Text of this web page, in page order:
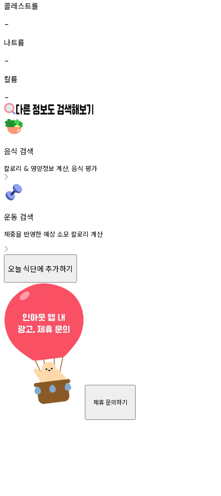
콜레스트롤
-
나트륨
-
칼륨
-
음식 검색
칼로리 & 영양정보 계산, 음식 평가
운동 검색
체중을 반영한 예상 소모 칼로리 계산
오늘 식단에 추가하기
제휴 문의하기